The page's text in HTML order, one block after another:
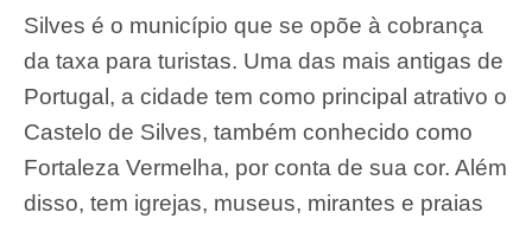
Silves é o município que se opõe à cobrança
da taxa para turistas. Uma das mais antigas de
Portugal, a cidade tem como principal atrativo o
Castelo de Silves, também conhecido como
Fortaleza Vermelha, por conta de sua cor. Além
disso, tem igrejas, museus, mirantes e praias